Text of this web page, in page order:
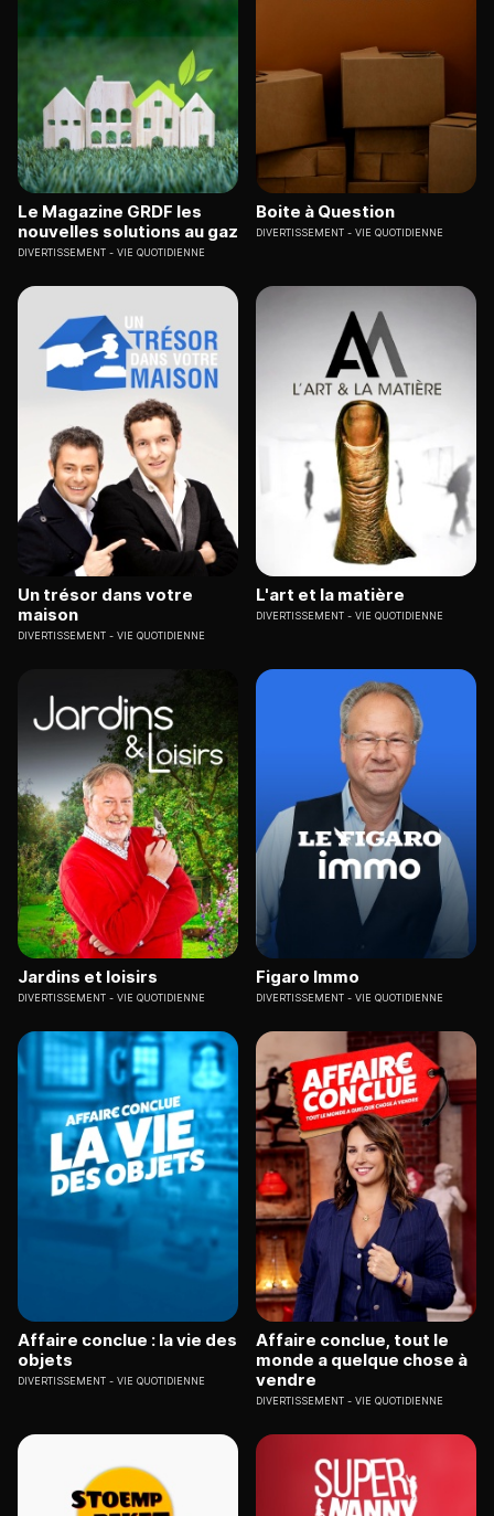
Le Magazine GRDF les
nouvelles solutions au gaz
DIVERTISSEMENT VIE QUOTIDIENNE
Boite à Question
DIVERTISSEMENT VIE QUOTIDIENNE
Un trésor dans votre
maison
DIVERTISSEMENT VIE QUOTIDIENNE
L'art et la matière
DIVERTISSEMENT VIE QUOTIDIENNE
Jardins et loisirs
DIVERTISSEMENT VIE QUOTIDIENNE
Figaro Immo
DIVERTISSEMENT VIE QUOTIDIENNE
Affaire conclue : la vie des
objets
DIVERTISSEMENT VIE QUOTIDIENNE
Affaire conclue, tout le
monde a quelque chose à
vendre
DIVERTISSEMENT VIE QUOTIDIENNE